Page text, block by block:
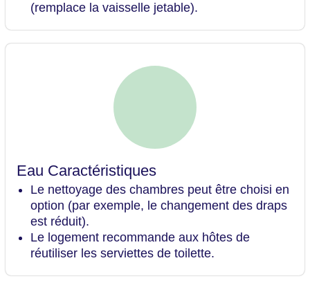
(remplace la vaisselle jetable).
Eau Caractéristiques
Le nettoyage des chambres peut être choisi en
option (par exemple, le changement des draps
est réduit).
Le logement recommande aux hôtes de
réutiliser les serviettes de toilette.